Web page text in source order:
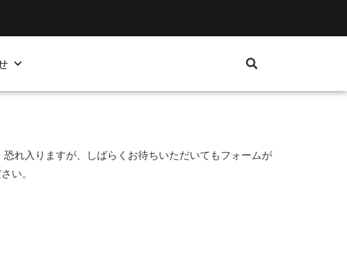
れ入りますが、しばらくお待ちいただいてもフォームが
い。